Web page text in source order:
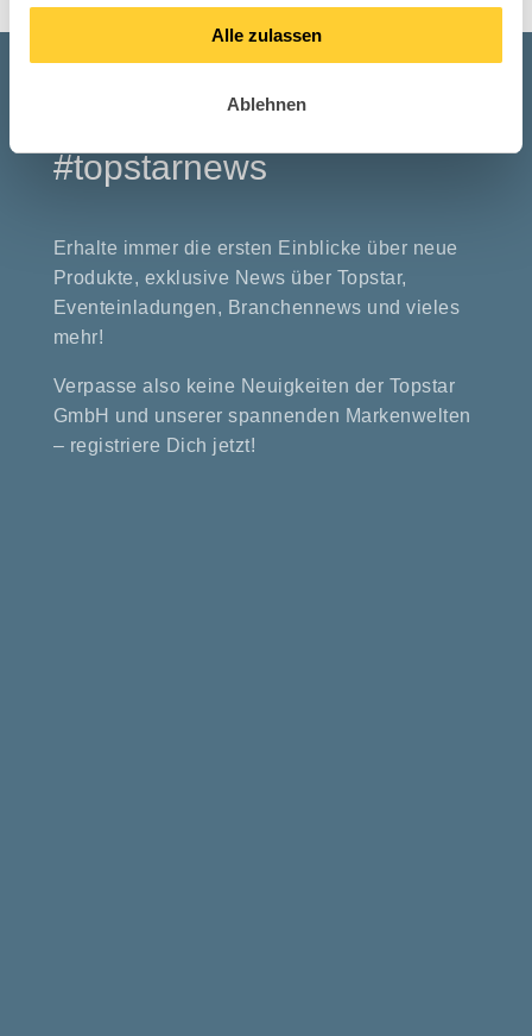
Alle zulassen
Ablehnen
Bleibe up to date mit den
#topstarnews
Erhalte immer die ersten Einblicke über neue
Produkte, exklusive News über Topstar,
Eventeinladungen, Branchennews und vieles
mehr!
Verpasse also keine Neuigkeiten der Topstar
GmbH und unserer spannenden Markenwelten
– registriere Dich jetzt!